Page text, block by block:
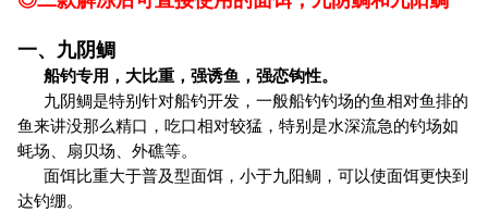
一、九阴鲷
船钓专用，大比重，强诱鱼，强恋钩性。
九阴鲷是特别针对船钓开发，一般船钓钓场的鱼相对鱼排的
鱼来讲没那么精口，吃口相对较猛，特别是水深流急的钓场如
蚝场、扇贝场、外礁等。
面饵比重大于普及型面饵，小于九阳鲷，可以使面饵更快到
达钓绷。